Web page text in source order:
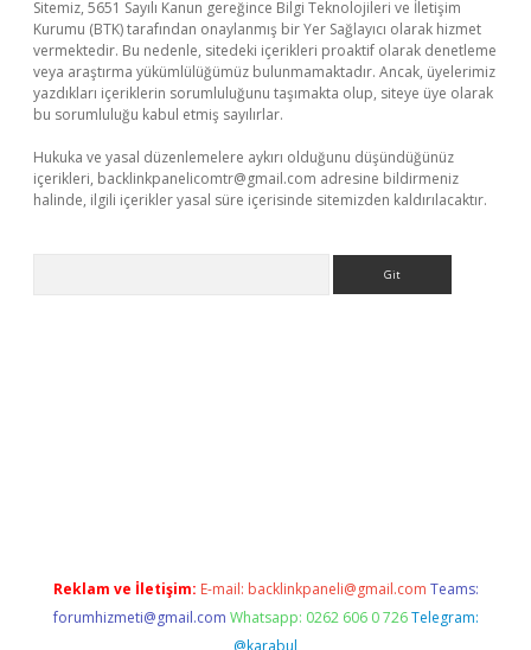
Sitemiz, 5651 Sayılı Kanun gereğince Bilgi Teknolojileri ve İletişim
Kurumu (BTK) tarafından onaylanmış bir Yer Sağlayıcı olarak hizmet
vermektedir. Bu nedenle, sitedeki içerikleri proaktif olarak denetleme
veya araştırma yükümlülüğümüz bulunmamaktadır. Ancak, üyelerimiz
yazdıkları içeriklerin sorumluluğunu taşımakta olup, siteye üye olarak
bu sorumluluğu kabul etmiş sayılırlar.
Hukuka ve yasal düzenlemelere aykırı olduğunu düşündüğünüz
içerikleri, backlinkpanelicomtr@gmail.com adresine bildirmeniz
halinde, ilgili içerikler yasal süre içerisinde sitemizden kaldırılacaktır.
Reklam ve İletişim: E-mail: backlinkpaneli@gmail.com Teams:
forumhizmeti@gmail.com Whatsapp: 0262 606 0 726 Telegram:
@karabul